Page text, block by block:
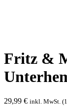
Fritz &
29,99 € inkl. MwSt.